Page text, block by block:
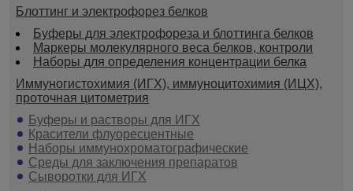
Блоттинг и электрофорез белков
Буферы для электрофореза и блоттинга белков
Маркеры молекулярного веса белков, контроли
Наборы для определения концентрации белка
Иммуногистохимия (ИГХ), иммуноцитохимия (ИЦХ),
проточная цитометрия
Буферы и растворы для ИГХ
Красители флуоресцентные
Наборы иммунохроматографические
Среды для заключения препаратов
Сыворотки для ИГХ